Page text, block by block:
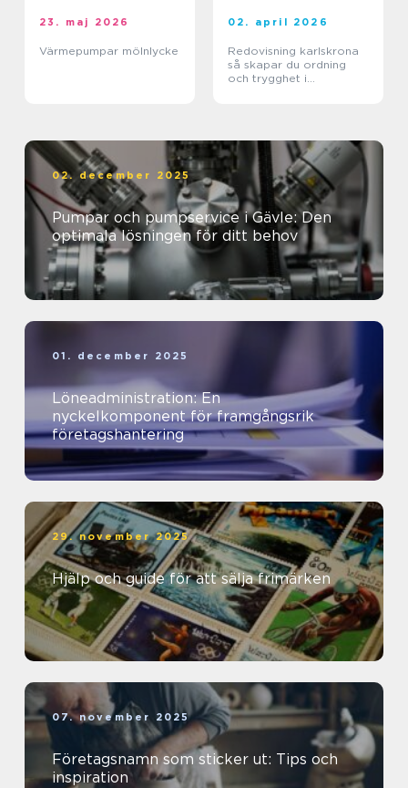
23. maj 2026
Värmepumpar mölnlycke
02. april 2026
Redovisning karlskrona
så skapar du ordning
och trygghet i
02. december 2025
Pumpar och pumpservice i Gävle: Den
optimala lösningen för ditt behov
01. december 2025
Löneadministration: En
nyckelkomponent för framgångsrik
företagshantering
29. november 2025
Hjälp och guide för att sälja frimärken
07. november 2025
Företagsnamn som sticker ut: Tips och
inspiration